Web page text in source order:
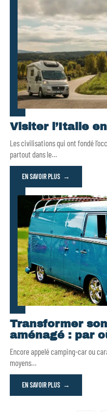
Visiter l’Italie
Les civilisations qui ont fondé
partout dans le…
EN SAVOIR PLUS
Transformer
aménagé : par
Encore appelé camping-car ou
moyens…
EN SAVOIR PLUS